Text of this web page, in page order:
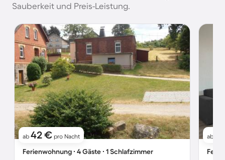
Sauberkeit und Preis-Leistung.
ab 42 € pro Nacht
Ferienwohnung ∙ 4 Gäste ∙ 1 Schlafzimmer
ab